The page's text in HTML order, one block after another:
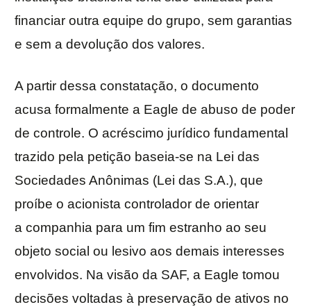
financiar outra equipe do grupo, sem garantias
e sem a devolução dos valores.
A partir dessa constatação, o documento
acusa formalmente a Eagle de abuso de poder
de controle. O acréscimo jurídico fundamental
trazido pela petição baseia-se na Lei das
Sociedades Anônimas (Lei das S.A.), que
proíbe o acionista controlador de orientar
a companhia para um fim estranho ao seu
objeto social ou lesivo aos demais interesses
envolvidos. Na visão da SAF, a Eagle tomou
decisões voltadas à preservação de ativos no